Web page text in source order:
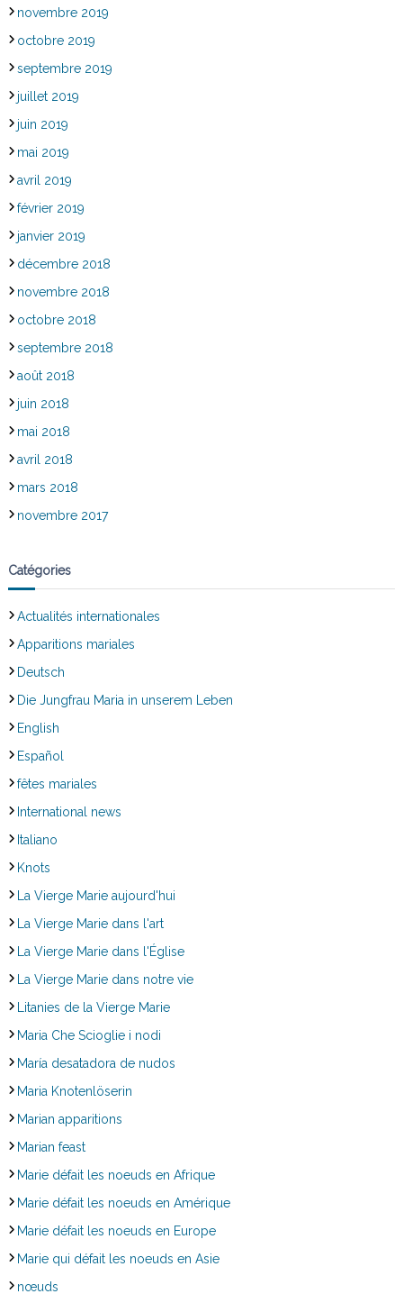
novembre 2019
octobre 2019
septembre 2019
juillet 2019
juin 2019
mai 2019
avril 2019
février 2019
janvier 2019
décembre 2018
novembre 2018
octobre 2018
septembre 2018
août 2018
juin 2018
mai 2018
avril 2018
mars 2018
novembre 2017
Catégories
Actualités internationales
Apparitions mariales
Deutsch
Die Jungfrau Maria in unserem Leben
English
Español
fêtes mariales
International news
Italiano
Knots
La Vierge Marie aujourd'hui
La Vierge Marie dans l'art
La Vierge Marie dans l'Église
La Vierge Marie dans notre vie
Litanies de la Vierge Marie
Maria Che Scioglie i nodi
María desatadora de nudos
Maria Knotenlöserin
Marian apparitions
Marian feast
Marie défait les noeuds en Afrique
Marie défait les noeuds en Amérique
Marie défait les noeuds en Europe
Marie qui défait les noeuds en Asie
nœuds